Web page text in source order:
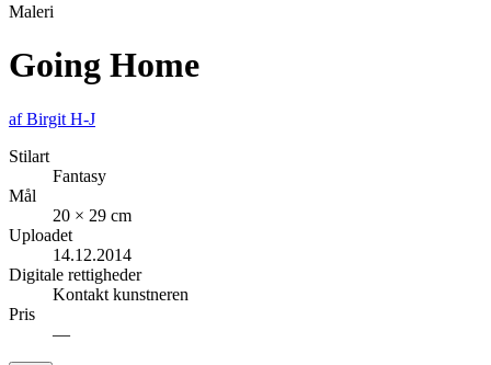
Maleri
Going Home
afBirgit H-J
Stilart
Fantasy
Mål
20 × 29 cm
Uploadet
14.12.2014
Digitale rettigheder
Kontakt kunstneren
Pris
—